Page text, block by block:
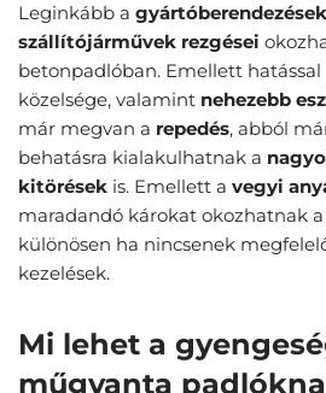
Leginkább a
szállítójárművek rezgései
betonpadlóban. Emellett
közelsége, valamint nehezebb
már megvan a repedés, abból
behatásra kialakulhatnak a
kitörések is. Emellett a vegyi
maradandó károkat okozhatnak
különösen ha nincsenek
kezelések.
Mi lehet a
műgyanta